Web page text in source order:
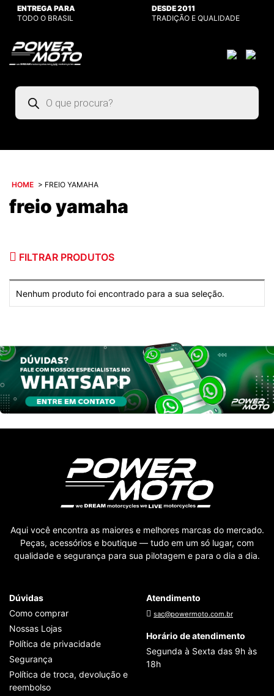
ENTREGA PARA
TODO O BRASIL
DESDE 2011
TRADIÇÃO E QUALIDADE
Pesquisar
produtos
HOME > FREIO YAMAHA
freio yamaha
FILTRAR PRODUTOS
Nenhum produto foi encontrado para a sua seleção.
Aqui você encontra as maiores e melhores marcas do mercado.
Peças, acessórios e boutique — tudo em um só lugar, com
qualidade e segurança para sua pilotagem e para o dia a dia.
Dúvidas
Como comprar
Nossas Lojas
Política de privacidade
Segurança
Política de troca, devolução e
reembolso
Atendimento
sac@powermoto.com.br
Horário de atendimento
Segunda à Sexta das 9h às
18h